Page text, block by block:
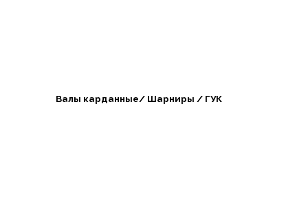
Валы карданные/ Шарниры / ГУК